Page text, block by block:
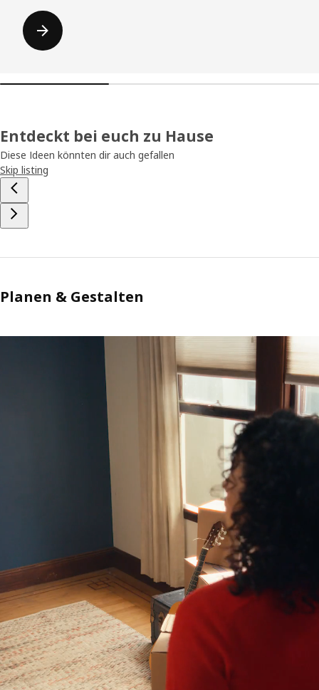
Entdeckt bei euch zu Hause
Diese Ideen könnten dir auch gefallen
Skip listing
Planen & Gestalten
Ein Smartphone wird vor einen leeren Raum gehalten. Auf dem